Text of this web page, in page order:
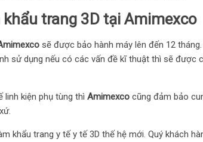
trang 3D tại Amimexco
sẽ được bảo hành máy lên đến 12
sử dụng nếu có các vấn đề kĩ thuật thì sẽ được
linh kiện phụ tùng thìAmimexco cũng đảm bảo
khẩu trang y tế y tế 3D thế hệ mới. Quý khách